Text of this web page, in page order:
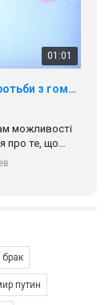
01:01
17 травня IDAHO. Міжнародний день боротьби з гомофобією трансфобією і біфобія.
можливості
про те, що
ми
рівності та
підрозділи
брак
путин